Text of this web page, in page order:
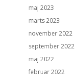
maj 2023
marts 2023
november 2022
september 2022
maj 2022
februar 2022